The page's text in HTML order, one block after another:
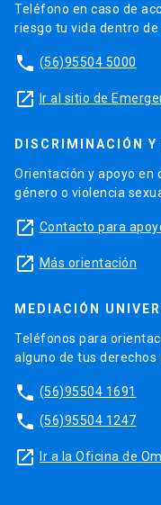
Teléfono en caso de
riesgo tu vida dentro
phone (56)95504 5000
launch Ir al sitio de
DISCRIMINACIÓN
Orientación y apoyo en
género o violencia
launch Contacto para
launch Más orientación
MEDIACIÓN
Teléfonos para
alguno de tus derechos
phone (56)95504 1691
phone (56)95504 1247
launch Ir a la Oficina de